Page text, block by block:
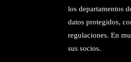
los departamentos
datos protegidos,
regulaciones. En
sus socios.